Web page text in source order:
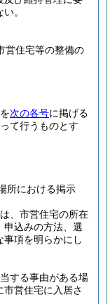
。
営住宅等の整備の
次の各号に掲げる
て行うものとす
所における掲示
、市営住宅の所在
申込みの方法、選
項を明らかにし
する事由がある場
営住宅に入居さ